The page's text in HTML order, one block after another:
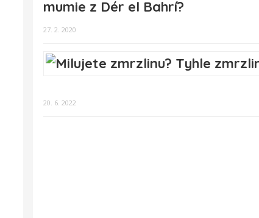
mumie z Dér el Bahrí?
27. 2. 2020
20. 6. 2022